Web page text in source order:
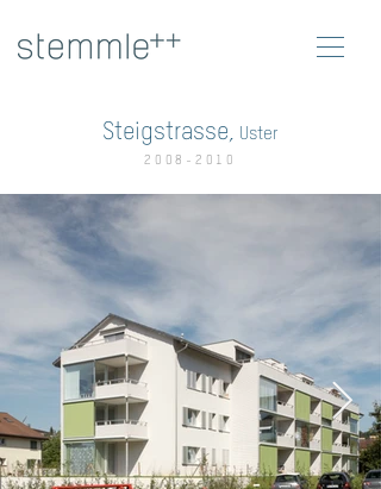
Steigstrasse, Uster
2008-2010